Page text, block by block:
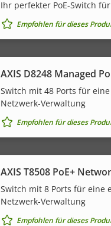
Ihr perfekter PoE-Switch
Empfohlen für dieses
AXIS D8248 Managed
Switch mit 48 Ports für
Netzwerk-Verwaltung
Empfohlen für dieses
AXIS T8508 PoE+
Switch mit 8 Ports für eine
Netzwerk-Verwaltung
Empfohlen für dieses